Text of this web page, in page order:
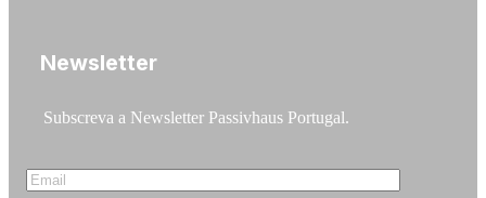
Newsletter
Subscreva a Newsletter Passivhaus Portugal.